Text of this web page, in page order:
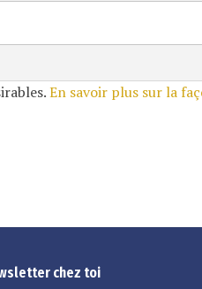
En savoir plus sur la
chez toi